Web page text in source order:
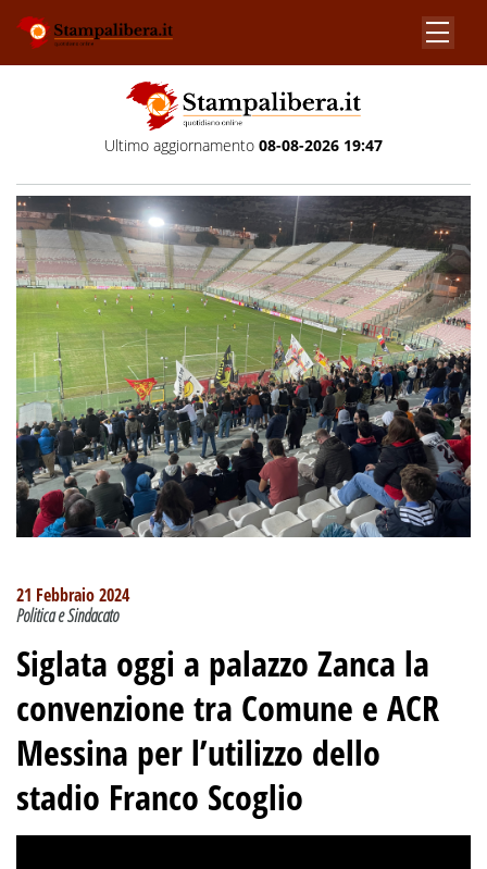
Ultimo aggiornamento 08-08-2026 19:47
21 Febbraio 2024
Politica e Sindacato
Siglata oggi a palazzo Zanca la
convenzione tra Comune e ACR
Messina per l’utilizzo dello
stadio Franco Scoglio